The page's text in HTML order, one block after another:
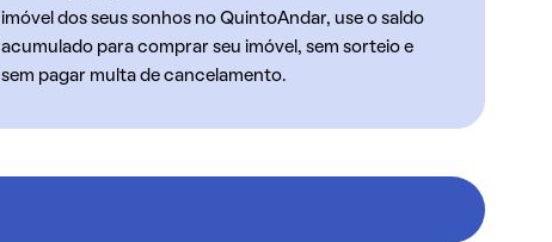
imóvel dos seus sonhos no QuintoAndar, use o saldo
acumulado para comprar seu imóvel, sem sorteio e
sem pagar multa de cancelamento.